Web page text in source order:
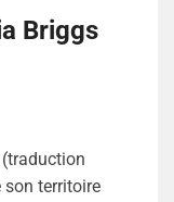
Briggs
son territoire